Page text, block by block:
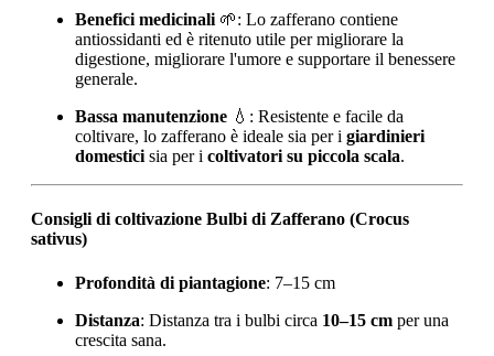
Benefici medicinali 🌱: Lo zafferano contiene
antiossidanti ed è ritenuto utile per migliorare la
digestione, migliorare l'umore e supportare il benessere
generale.
Bassa manutenzione 💧: Resistente e facile da
coltivare, lo zafferano è ideale sia per i giardinieri
domestici sia per i coltivatori su piccola scala.
Consigli di coltivazione Bulbi di Zafferano (Crocus
sativus)
Profondità di piantagione: 7–15 cm
Distanza: Distanza tra i bulbi circa 10–15 cm per una
crescita sana.